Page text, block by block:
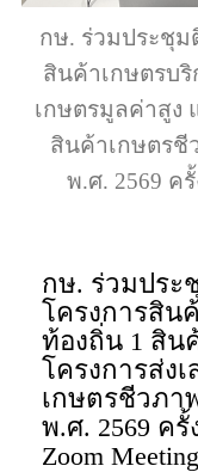
กษ. ร่วมประชุ
สินค้าเกษตรบ
เกษตรมูลค่าสูง
สินค้าเกษตรชี
พ.ศ. 2569 ค
กษ. ร่วมปร
โครงการสิน
ท้องถิ่น 1 สิน
โครงการส่ง
เกษตรชีวภา
พ.ศ. 2569 ค
Zoom Meeting